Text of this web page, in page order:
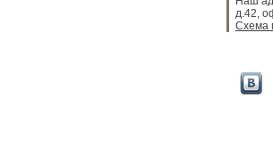
д.42,
Схема